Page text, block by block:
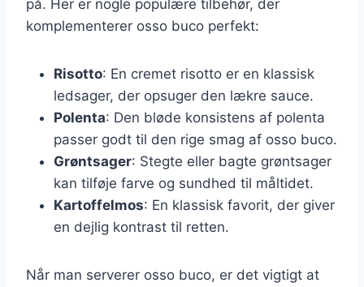
på. Her er nogle populære tilbehør, der
komplementerer osso buco perfekt:
Risotto: En cremet risotto er en klassisk
ledsager, der opsuger den lækre sauce.
Polenta: Den bløde konsistens af polenta
passer godt til den rige smag af osso buco.
Grøntsager: Stegte eller bagte grøntsager
kan tilføje farve og sundhed til måltidet.
Kartoffelmos: En klassisk favorit, der giver
en dejlig kontrast til retten.
Når man serverer osso buco, er det vigtigt at